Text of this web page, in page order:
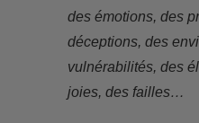
des émotions, des
déceptions, des
vulnérabilités, des
joies, des failles…